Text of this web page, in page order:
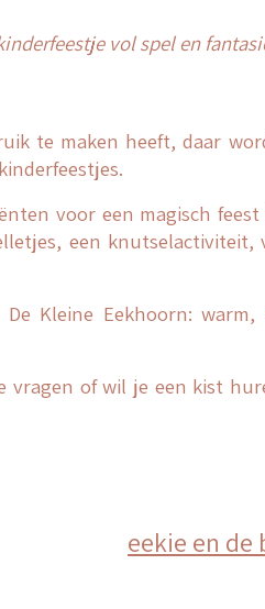
vol spel en
te maken heeft, daar
voor een magisch
een
Kleine Eekhoorn:
vragen of wil je een kist
eekie en de